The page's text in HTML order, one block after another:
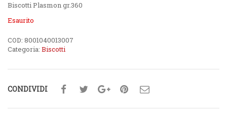
Biscotti Plasmon gr.360
Esaurito
COD: 8001040013007
Categoria: Biscotti
CONDIVIDI